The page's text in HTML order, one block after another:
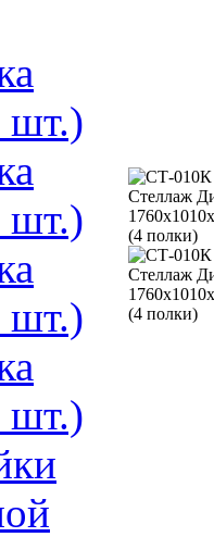
шт.)
шт.)
шт.)
шт.)